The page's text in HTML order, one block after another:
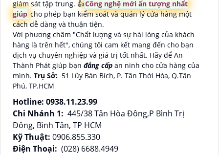
giám sát tập trung. 👍Công nghệ mới ấn tượng nhất
giúp cho phép bạn kiểm soát và quản lý cửa hàng một
cách dễ dàng và thuận tiện.
Với phương châm "Chất lượng và sự hài lòng của khách
hàng là trên hết", chúng tôi cam kết mang đến cho bạn
dịch vụ chuyên nghiệp và giá trị tốt nhất. Hãy để An
Thành Phát giúp bạn đẳng cấp an ninh cho cửa hàng của
mình. Trụ Sở: 51 Lũy Bán Bích, P. Tân Thới Hòa, Q.Tân
Phú, TP.HCM
Hotline: 0938.11.23.99
Chi Nhánh 1: 445/38 Tân Hòa Đông,P Bình Trị
Đông, Bình Tân, TP HCM
Kỹ Thuật: 0906.855.330
Điện Thoại: (028) 6688.4949